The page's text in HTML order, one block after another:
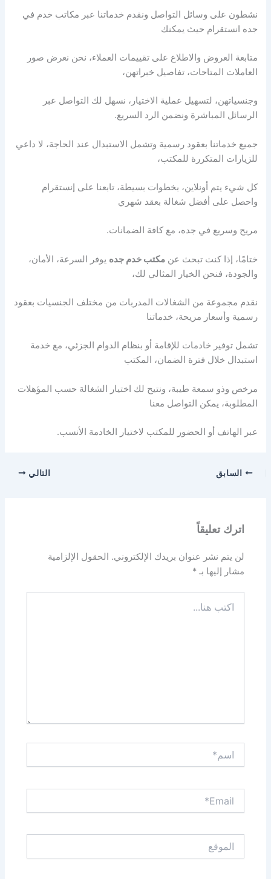
نشطون على وسائل التواصل ونقدم خدماتنا عبر مكاتب خدم في
جده انستقرام حيث يمكنك
متابعة العروض والاطلاع على تقييمات العملاء، نحن نعرض صور
العاملات المتاحات، تفاصيل خبراتهن،
وجنسياتهن، لتسهيل عملية الاختيار، نسهل لك التواصل عبر
الرسائل المباشرة ونضمن الرد السريع.
جميع خدماتنا بعقود رسمية وتشمل الاستبدال عند الحاجة، لا داعي
للزيارات المتكررة للمكتب،
كل شيء يتم أونلاين، بخطوات بسيطة، تابعنا على إنستقرام
واحصل على أفضل شغالة بعقد شهري
مريح وسريع في جده، مع كافة الضمانات.
ختامًا، إذا كنت تبحث عنمكتب خدم جده يوفر السرعة، الأمان،
والجودة، فنحن الخيار المثالي لك،
نقدم مجموعة من الشغالات المدربات من مختلف الجنسيات بعقود
رسمية وأسعار مريحة، خدماتنا
تشمل توفير خادمات للإقامة أو بنظام الدوام الجزئي، مع خدمة
استبدال خلال فترة الضمان، المكتب
مرخص وذو سمعة طيبة، ونتيح لك اختيار الشغالة حسب المؤهلات
المطلوبة، يمكن التواصل معنا
عبر الهاتف أو الحضور للمكتب لاختيار الخادمة الأنسب.
السابق التالي
اترك تعليقاً
لن يتم نشر عنوان بريدك الإلكتروني. الحقول الإلزامية
مشار إليها بـ*
هنا...